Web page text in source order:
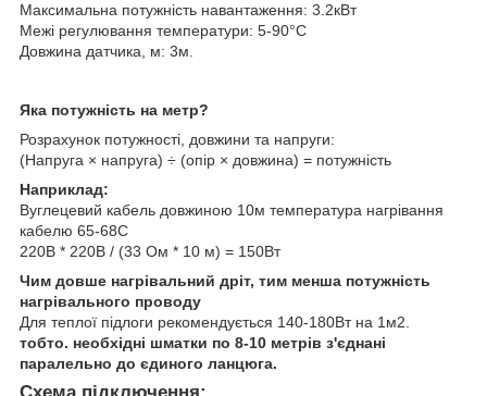
Максимальна потужність навантаження: 3.2кВт
Межі регулювання температури: 5-90°С
Довжина датчика, м: 3м.
Яка потужність на метр?
Розрахунок потужності, довжини та напруги:
(Напруга × напруга) ÷ (опір × довжина) = потужність
Наприклад:
Вуглецевий кабель довжиною 10м температура нагрівання
кабелю 65-68С
220В * 220В / (33 Ом * 10 м) = 150Вт
Чим довше нагрівальний дріт, тим менша потужність
нагрівального проводу
Для теплої підлоги рекомендується 140-180Вт на 1м2.
тобто. необхідні шматки по 8-10 метрів з'єднані
паралельно до єдиного ланцюга.